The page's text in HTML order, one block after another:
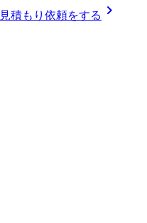
積もり依頼をする chevron_right